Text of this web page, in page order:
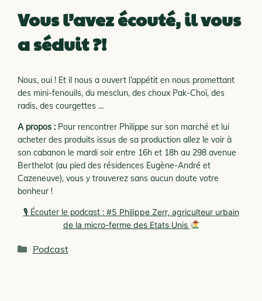
Vous l’avez écouté, il vous
a séduit ?!
Nous, oui ! Et il nous a ouvert l’appétit en nous promettant
des mini-fenouils, du mesclun, des choux Pak-Choï, des
radis, des courgettes …
A propos : Pour rencontrer Philippe sur son marché et lui
acheter des produits issus de sa production allez le voir à
son cabanon le mardi soir entre 16h et 18h au 298 avenue
Berthelot (au pied des résidences Eugène-André et
Cazeneuve), vous y trouverez sans aucun doute votre
bonheur !
🎙 Écouter le podcast : #5 Philippe Zerr, agriculteur urbain
de la micro-ferme des Etats Unis
Catégories
Podcast